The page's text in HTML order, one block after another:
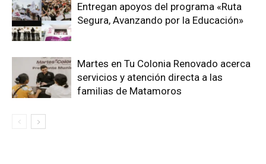
Entregan apoyos del programa «Ruta
Segura, Avanzando por la Educación»
Martes en Tu Colonia Renovado acerca
servicios y atención directa a las
familias de Matamoros